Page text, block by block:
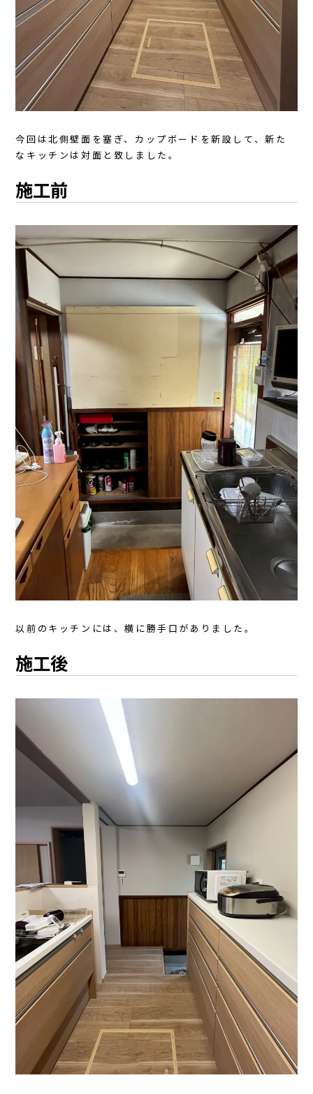
今回は北側壁面を塞ぎ、カップボードを新設して、新た
なキッチンは対面と致しました。
施工前
以前のキッチンには、横に勝手口がありました。
施工後